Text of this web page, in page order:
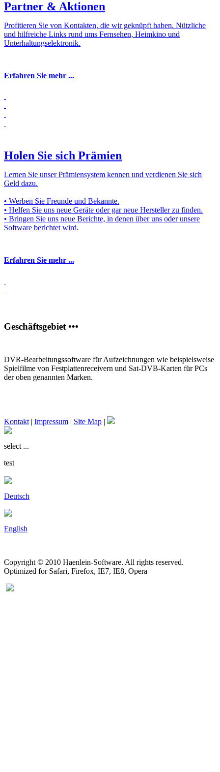
Partner & Aktionen
Profitieren Sie von Kontakten, die wir geknüpft haben. Nützliche
und hilfreiche Links rund ums Fernsehen, Heimkino und
Unterhaltungselektronik.
Erfahren Sie mehr ...
Holen Sie sich Prämien
Lernen Sie unser Prämiensystem kennen und verdienen Sie sich
Geld dazu.
• Werben Sie Freunde und Bekannte.
• Helfen Sie uns neue Geräte oder gar neue Hersteller zu finden.
• Bringen Sie uns neue Berichte, in denen über uns oder unsere
Software berichtet wird.
Erfahren Sie mehr ...
Geschäftsgebiet •••
DVR-Bearbeitungssoftware für Aufzeichnungen wie beispielsweise
Spielfilme von Festplattenreceivern und Sat-DVB-Karten für PCs
der oben genannten Marken.
Kontakt | Impressum | Site Map |
select ...
test
Deutsch
English
Copyright © 2010 Haenlein-Software. All rights reserved.
Optimized for Safari, Firefox, IE7, IE8, Opera